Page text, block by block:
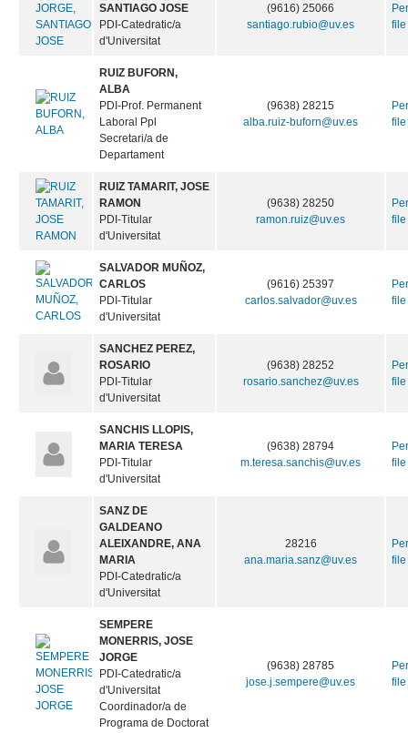
SANTIAGO JOSE
PDI-Catedratic/a
d'Universitat
(9616) 25066
santiago.rubio@uv.es
file
RUIZ BUFORN,
ALBA
PDI-Prof. Permanent
Laboral Ppl
Secretari/a de
Departament
(9638) 28215
alba.ruiz-buforn@uv.es
file
RUIZ TAMARIT, JOSE
RAMON
PDI-Titular
d'Universitat
(9638) 28250
ramon.ruiz@uv.es
file
SALVADOR MUÑOZ,
CARLOS
PDI-Titular
d'Universitat
(9616) 25397
carlos.salvador@uv.es
file
SANCHEZ PEREZ,
ROSARIO
PDI-Titular
d'Universitat
(9638) 28252
rosario.sanchez@uv.es
file
SANCHIS LLOPIS,
MARIA TERESA
PDI-Titular
d'Universitat
(9638) 28794
m.teresa.sanchis@uv.es
file
SANZ DE
GALDEANO
ALEIXANDRE, ANA
MARIA
PDI-Catedratic/a
d'Universitat
28216
ana.maria.sanz@uv.es
file
SEMPERE
MONERRIS, JOSE
JORGE
PDI-Catedratic/a
d'Universitat
Coordinador/a de
Programa de Doctorat
(9638) 28785
jose.j.sempere@uv.es
file